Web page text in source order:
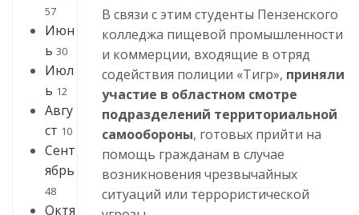
57
Июн
ь 30
Июл
ь 12
Авгу
ст 10
Сент
ябрь
48
Октя
В связи с этим студенты Пензенского
колледжа пищевой промышленности
и коммерции, входящие в отряд
содействия полиции «Тигр», приняли
участие в областном смотре
подразделений территориальной
самообороны, готовых прийти на
помощь гражданам в случае
возникновения чрезвычайных
ситуаций или террористической